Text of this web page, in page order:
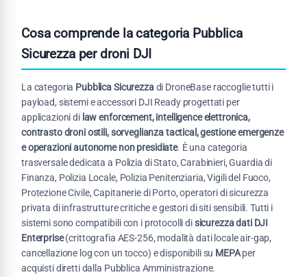
Cosa comprende la categoria Pubblica
Sicurezza per droni DJI
La categoria Pubblica Sicurezzadi DroneBase raccoglie tutti i
payload, sistemi e accessori DJI Ready progettati per
applicazioni di law enforcement, intelligence elettronica,
contrasto droni ostili, sorveglianza tactical, gestione emergenze
e operazioni autonome non presidiate. È una categoria
trasversale dedicata a Polizia di Stato, Carabinieri, Guardia di
Finanza, Polizia Locale, Polizia Penitenziaria, Vigili del Fuoco,
Protezione Civile, Capitanerie di Porto, operatori di sicurezza
privata di infrastrutture critiche e gestori di siti sensibili. Tutti i
sistemi sono compatibili con i protocolli disicurezza dati DJI
Enterprise(crittografia AES-256, modalità dati locale air-gap,
cancellazione log con un tocco) e disponibili su MEPAper
acquisti diretti dalla Pubblica Amministrazione.